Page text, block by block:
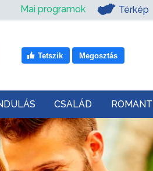
Mai programok Térkép
Tetszik Megosztás
CSALÁD